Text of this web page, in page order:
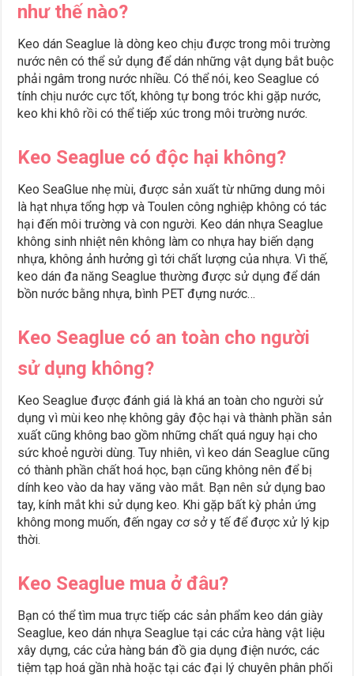
như thế nào?
Keo dán Seaglue là dòng keo chịu được trong môi trường
nước nên có thể sử dụng để dán những vật dụng bắt buộc
phải ngâm trong nước nhiều. Có thể nói, keo Seaglue có
tính chịu nước cực tốt, không tự bong tróc khi gặp nước,
keo khi khô rồi có thể tiếp xúc trong môi trường nước.
Keo Seaglue có độc hại không?
Keo SeaGlue nhẹ mùi, được sản xuất từ những dung môi
là hạt nhựa tổng hợp và Toulen công nghiệp không có tác
hại đến môi trường và con người. Keo dán nhựa Seaglue
không sinh nhiệt nên không làm co nhựa hay biến dạng
nhựa, không ảnh hưởng gì tới chất lượng của nhựa. Vì thế,
keo dán đa năng Seaglue thường được sử dụng để dán
bồn nước bằng nhựa, bình PET đựng nước…
Keo Seaglue có an toàn cho người
sử dụng không?
Keo Seaglue được đánh giá là khá an toàn cho người sử
dụng vì mùi keo nhẹ không gây độc hại và thành phần sản
xuất cũng không bao gồm những chất quá nguy hại cho
sức khoẻ người dùng. Tuy nhiên, vì keo dán Seaglue cũng
có thành phần chất hoá học, bạn cũng không nên để bị
dính keo vào da hay văng vào mắt. Bạn nên sử dụng bao
tay, kính mắt khi sử dụng keo. Khi gặp bất kỳ phản ứng
không mong muốn, đến ngay cơ sở y tế để được xử lý kịp
thời.
Keo Seaglue mua ở đâu?
Bạn có thể tìm mua trực tiếp các sản phẩm keo dán giày
Seaglue, keo dán nhựa Seaglue tại các cửa hàng vật liệu
xây dựng, các cửa hàng bán đồ gia dụng điện nước, các
tiệm tạp hoá gần nhà hoặc tại các đại lý chuyên phân phối